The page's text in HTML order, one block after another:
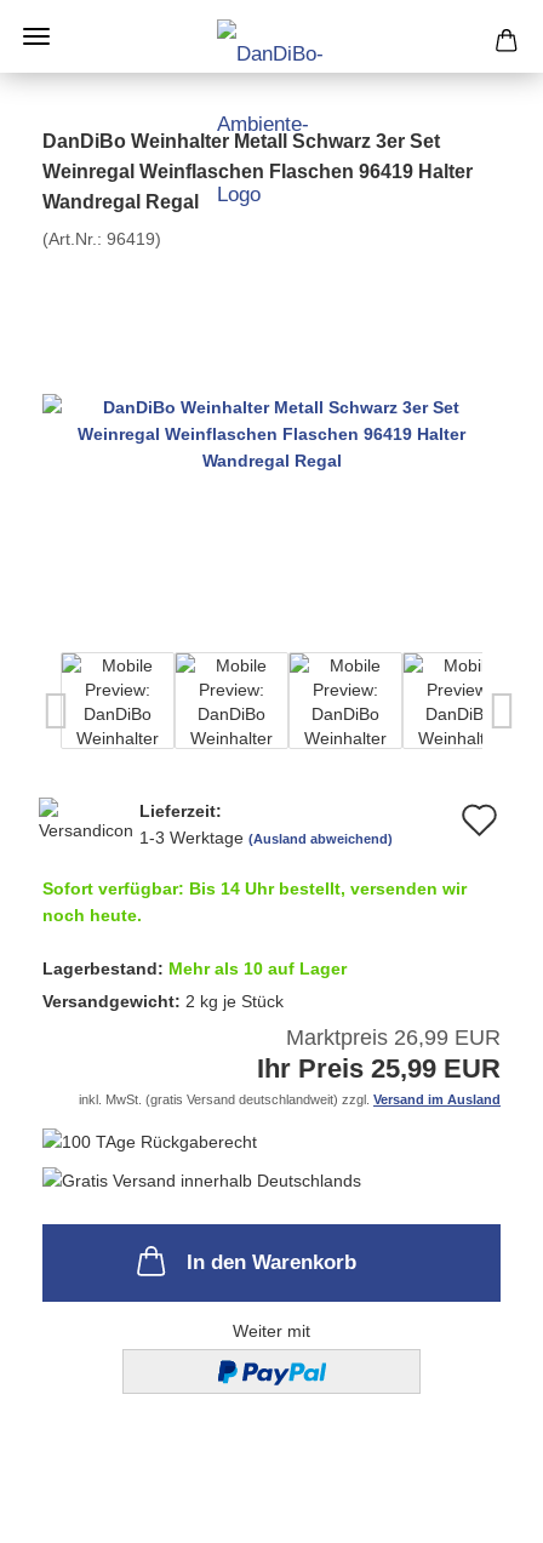
DanDiBo Weinhalter Metall Schwarz 3er Set
Weinregal Weinflaschen Flaschen 96419 Halter
Wandregal Regal
(Art.Nr.: 96419)
Lieferzeit:
1-3 Werktage (Ausland abweichend)
Sofort verfügbar: Bis 14 Uhr bestellt, versenden wir
noch heute.
Lagerbestand: Mehr als 10 auf Lager
Versandgewicht: 2 kg je Stück
Marktpreis 26,99 EUR
Ihr Preis 25,99 EUR
inkl. MwSt. (gratis Versand deutschlandweit) zzgl. Versand im Ausland
In den Warenkorb
Weiter mit